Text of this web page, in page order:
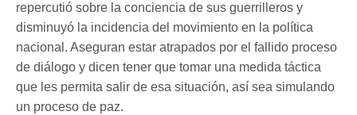
repercutió sobre la conciencia de sus guerrilleros y
disminuyó la incidencia del movimiento en la política
nacional. Aseguran estar atrapados por el fallido proceso
de diálogo y dicen tener que tomar una medida táctica
que les permita salir de esa situación, así sea simulando
un proceso de paz.